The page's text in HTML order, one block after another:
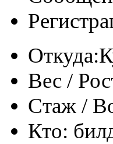
Откуда:
Вес /
Стаж /
Кто: